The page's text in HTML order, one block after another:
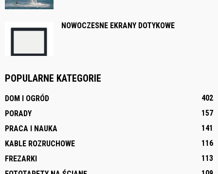
NOWOCZESNE EKRANY DOTYKOWE
POPULARNE KATEGORIE
DOM I OGRÓD
402
PORADY
157
PRACA I NAUKA
141
KABLE ROZRUCHOWE
116
FREZARKI
113